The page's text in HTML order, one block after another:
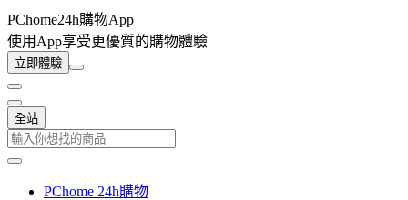
PChome24h購物App
使用App享受更優質的購物體驗
立即體驗
全站
PChome 24h購物